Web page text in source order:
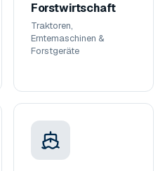
Forstwirtschaft
Traktoren,
Erntemaschinen &
Forstgeräte